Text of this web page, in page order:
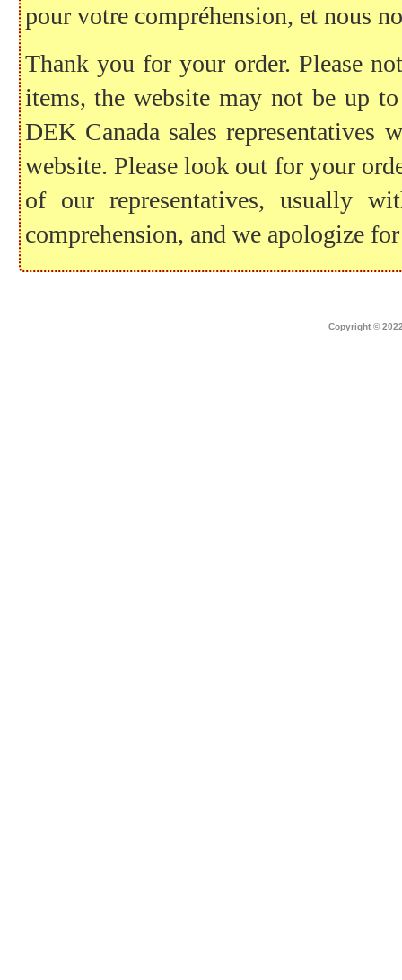
pour votre compréhension, et nous
Thank you for your order. Please
items, the website may not be up
DEK Canada sales representatives
website. Please look out for your
of our representatives, usually
comprehension, and we apologize
Copyright ©